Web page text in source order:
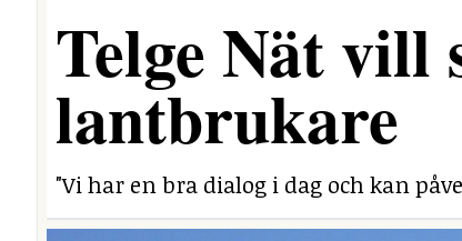
Telge Nät vill
lantbrukare
"Vi har en bra dialog i dag och kan